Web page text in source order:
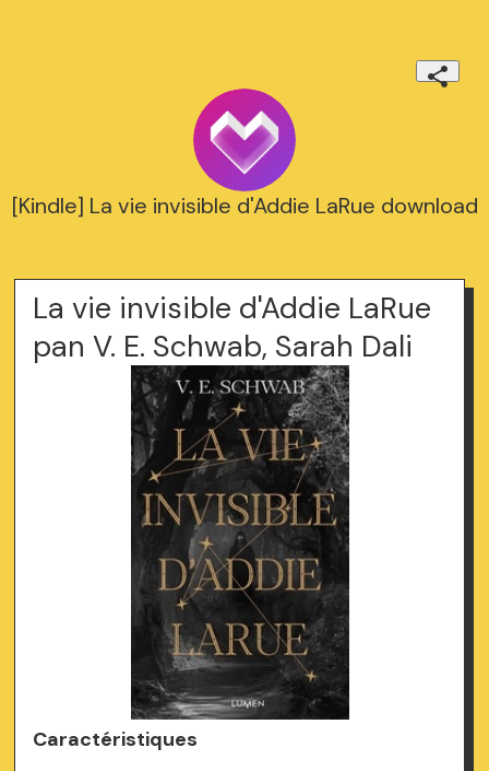
[Kindle] La vie invisible d'Addie LaRue download
La vie invisible d'Addie LaRue
pan V. E. Schwab, Sarah Dali
Caractéristiques